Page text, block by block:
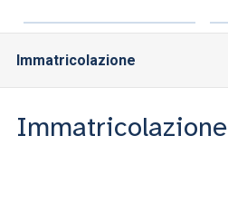
ACCEDI A CLOUDMAIL
Immatricolazione
Immatricolazione